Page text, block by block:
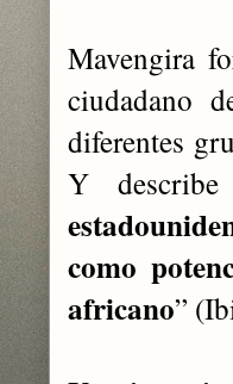
Mavengira
ciudadano
diferentes
Y
como
africano”